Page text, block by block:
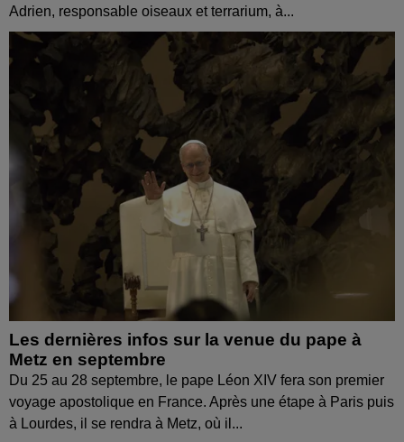
Adrien, responsable oiseaux et terrarium, à...
Les dernières infos sur la venue du pape à
Metz en septembre
Du 25 au 28 septembre, le pape Léon XIV fera son premier
voyage apostolique en France. Après une étape à Paris puis
à Lourdes, il se rendra à Metz, où il...